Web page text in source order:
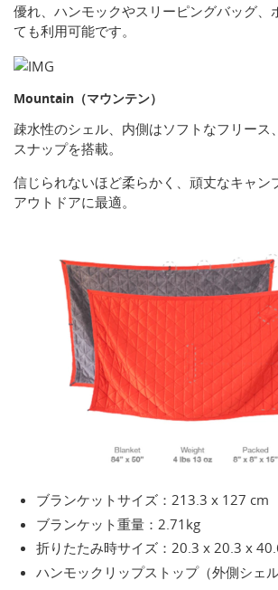
優れ、ハンモックやスリーピングバッグ、
ても利用可能です。
Mountain（マウンテン）
疎水性のシェル、内側はソフトなフリース
スナップを搭載。
信じられないほど柔らかく、頑丈なキャン
アウトドアに最適。
ブランケットサイズ：213.3 x 127 cm
ブランケット重量：2.71kg
折りたたみ時サイズ：20.3 x 20.3 x
ハンモックリップストップ（外側シェル